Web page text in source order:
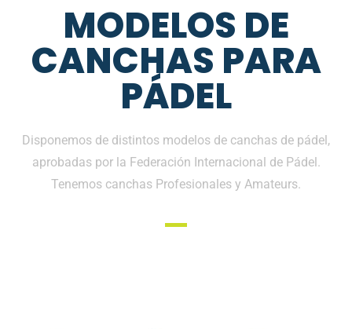
MODELOS DE
CANCHAS PARA
PÁDEL
Disponemos de distintos modelos de canchas de pádel,
aprobadas por la Federación Internacional de Pádel.
Tenemos canchas Profesionales y Amateurs.